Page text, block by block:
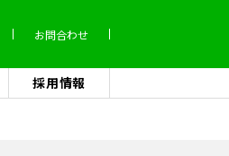
お問合わせ
採用情報